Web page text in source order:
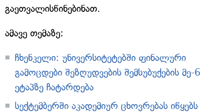
გაეთვალისწინებინათ.
ამავე თემაზე:
ჩხენკელი: უნივერსიტეტებში ფინალური
გამოცდები შეზღუდვების შემსუბუქების მე-6
ეტაპზე ჩატარდება
სექტემბერში აკადემიურ ცხოვრებას იწყებს